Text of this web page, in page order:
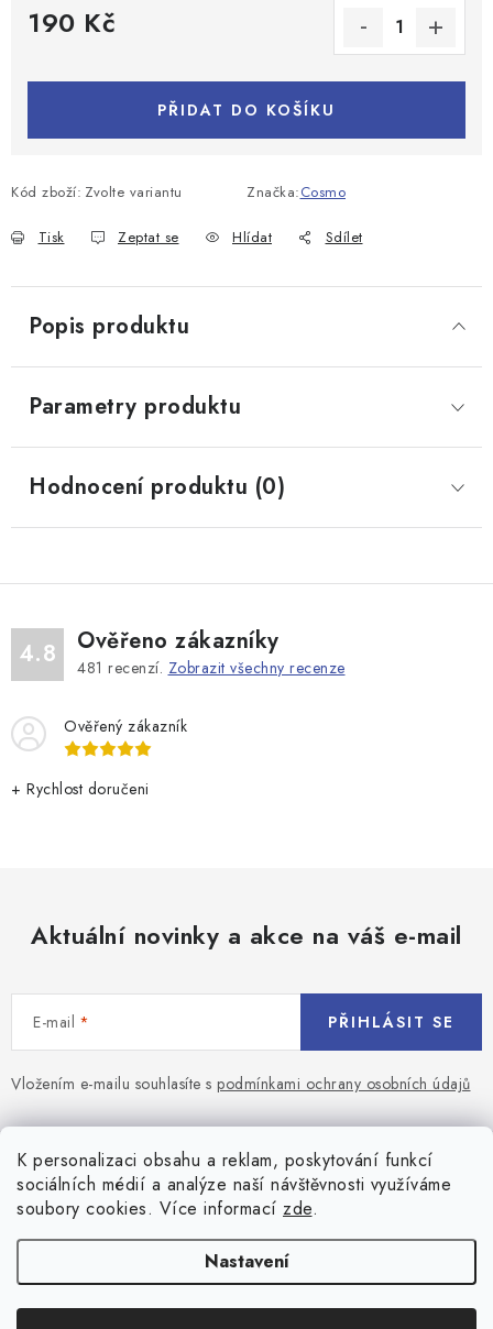
K personalizaci obsahu a reklam, poskytování funkcí
sociálních médií a analýze naší návštěvnosti využíváme
soubory cookies. Více informací zde.
Nastavení
190 Kč
PŘIDAT DO KOŠÍKU
Kód zboží: Zvolte variantu Značka:Cosmo
Tisk Zeptat se Hlídat Sdílet
Popis produktu
Parametry produktu
Hodnocení produktu (0)
4.8 Ověřeno zákazníky
481 recenzí. Zobrazit všechny recenze
Ověřený zákazník
+ Rychlost doručeni
Aktuální novinky a akce na váš e-mail
E-mail
Vložením e-mailu souhlasíte s podmínkami ochrany osobních údajů
PŘIHLÁSIT SE
Z
á
Blog
Jaký terč na šipky vybrat pro začátečníka?
Přihlášení
Všeobecné obchodní podmínky